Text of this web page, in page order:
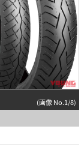
(画像 No.1/8)